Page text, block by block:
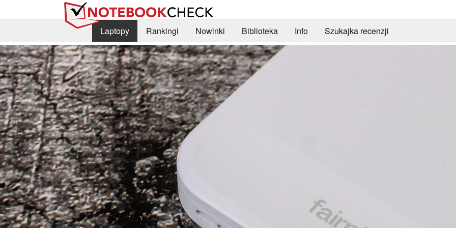
Laptopy Rankingi Nowinki Biblioteka Info Szukajka recenzji